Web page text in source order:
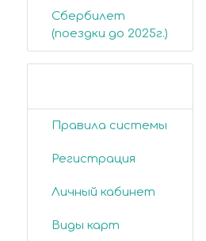
Сбербилет
(поездки до 2025г.)
Правила системы
Регистрация
Личный кабинет
Виды карт